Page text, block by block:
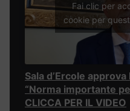
Fai clic per
cookie per
Sala d’Ercole
“Norma importante
CLICCA PER IL VIDEO